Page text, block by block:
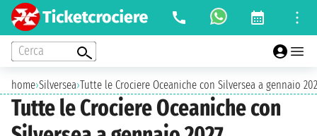
Cerca
home›Silversea›Tutte le Crociere Oceaniche con Silversea a gennaio
Tutte le Crociere Oceaniche con